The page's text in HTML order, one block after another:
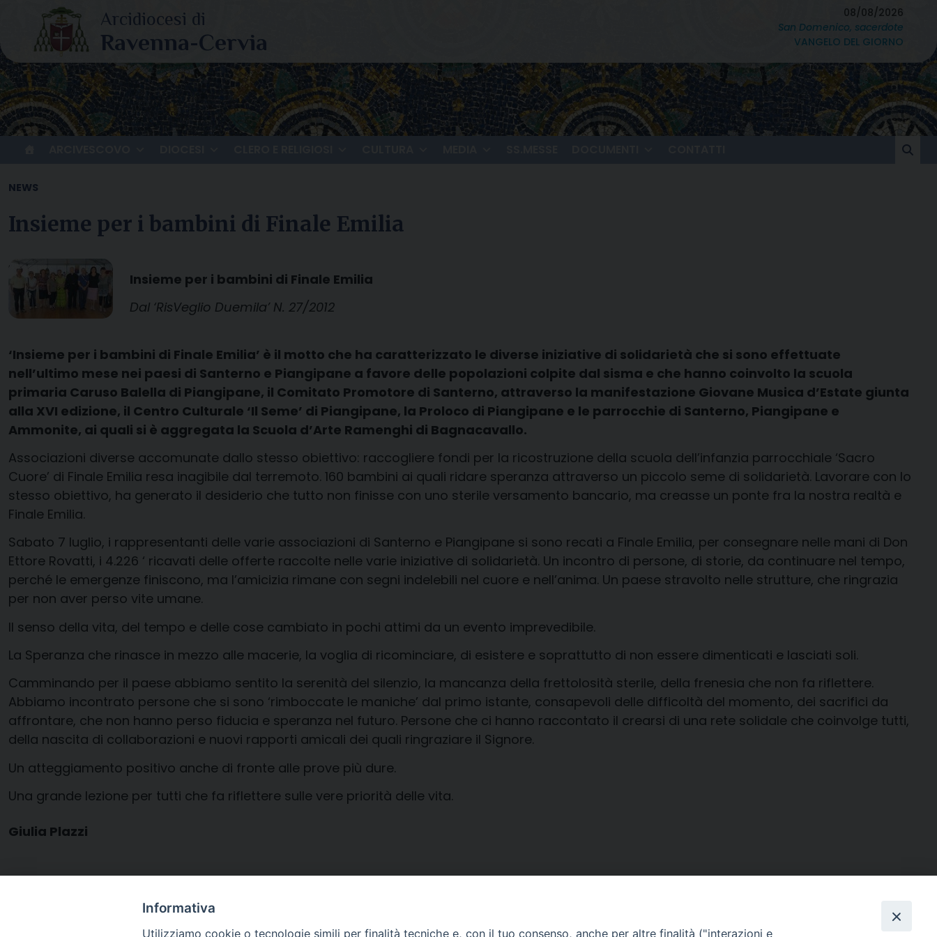
content
08/08/2026
San Domenico, sacerdote
VANGELO DEL GIORNO
NEWS
Insieme per i bambini di Finale Emilia
Insieme per i bambini di Finale Emilia
Dal ‘RisVeglio Duemila’ N. 27/2012
‘Insieme per i bambini di Finale Emilia’ è il motto che ha caratterizzato le diverse iniziative di solidarietà che si sono effettuate
nell’ultimo mese nei paesi di Santerno e Piangipane a favore delle popolazioni colpite dal sisma e che hanno coinvolto la scuola
primaria Caruso Balella di Piangipane, il Comitato Promotore di Santerno, attraverso la manifestazione Giovane Musica d’Estate giunta
alla XVI edizione, il Centro Culturale ‘Il Seme’ di Piangipane, la Proloco di Piangipane e le parrocchie di Santerno, Piangipane e
Ammonite, ai quali si è aggregata la Scuola d’Arte Ramenghi di Bagnacavallo.
Associazioni diverse accomunate dallo stesso obiettivo: raccogliere fondi per la ricostruzione della scuola dell’infanzia parrocchiale ‘Sacro
Cuore’ di Finale Emilia resa inagibile dal terremoto. 160 bambini ai quali ridare speranza attraverso un piccolo seme di solidarietà. Lavorare con lo
stesso obiettivo, ha generato il desiderio che tutto non finisse con uno sterile versamento bancario, ma creasse un ponte fra la nostra realtà e
Finale Emilia.
Sabato 7 luglio, i rappresentanti delle varie associazioni di Santerno e Piangipane si sono recati a Finale Emilia, per consegnare nelle mani di Don
Ettore Rovatti, i 4.226 ‘ ricavati delle offerte raccolte nelle varie iniziative di solidarietà. Un incontro di persone, di storie, da continuare nel tempo,
perché le emergenze finiscono, ma l’amicizia rimane con segni indelebili nel cuore e nell’anima. Un paese stravolto nelle strutture, che ringrazia
per non aver perso vite umane.
Il senso della vita, del tempo e delle cose cambiato in pochi attimi da un evento imprevedibile.
La Speranza che rinasce in mezzo alle macerie, la voglia di ricominciare, di esistere e soprattutto di non essere dimenticati e lasciati soli.
Camminando per il paese abbiamo sentito la serenità del silenzio, la mancanza della frettolosità sterile, della frenesia che non fa riflettere.
Abbiamo incontrato persone che si sono ‘rimboccate le maniche’ dal primo istante, consapevoli delle difficoltà del momento, dei sacrifici da
affrontare, che non hanno perso fiducia e speranza nel futuro. Persone che ci hanno raccontato il crearsi di una rete solidale che coinvolge tutti,
della nascita di collaborazioni e nuovi rapporti amicali dei quali ringraziare il Signore.
Un atteggiamento positivo anche di fronte alle prove più dure.
Una grande lezione per tutti che fa riflettere sulle vere priorità delle vita.
Giulia Plazzi
Ammonite), Umberto Domenichini (Presidente Proloco Piangipane), Don Ettore Rovatti di Finale Emilia, Giulia Plazzi (Vice Presidente
Centro Culturale ‘Il Seme’ di Piangipane), Claudio Donati (Centro Culturale ‘Il Seme’) e alcune parrocchiane.
Informativa
Utilizziamo cookie o tecnologie simili per finalità tecniche e, con il tuo consenso, anche per altre finalità ("interazioni e